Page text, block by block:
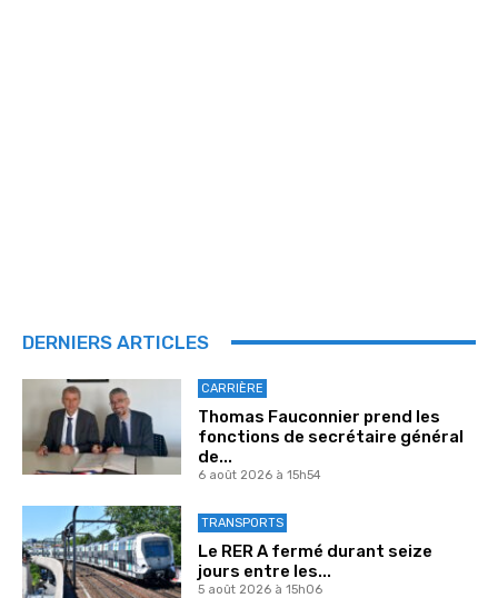
DERNIERS ARTICLES
CARRIÈRE
Thomas Fauconnier prend les
fonctions de secrétaire général
de...
6 août 2026 à 15h54
TRANSPORTS
Le RER A fermé durant seize
jours entre les...
5 août 2026 à 15h06